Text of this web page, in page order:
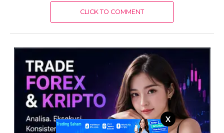
X
CLICK TO COMMENT